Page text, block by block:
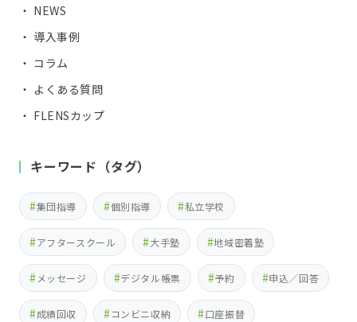
・ NEWS
・ 導入事例
・ コラム
・ よくある質問
・ FLENSカップ
キーワード（タグ）
集団指導 個別指導 私立学校
アフタースクール 大手塾 地域密着塾
メッセージ デジタル帳票 予約 申込／回答
成績回収 コンビニ収納 口座振替